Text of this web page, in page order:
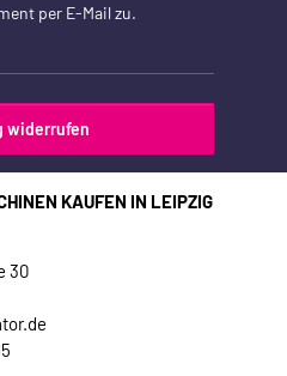
per E-Mail zu.
widerrufen
KAUFEN IN LEIPZIG
30